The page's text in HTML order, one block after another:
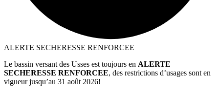
ALERTE SECHERESSE RENFORCEE
Le bassin versant des Usses est toujours en ALERTE
SECHERESSE RENFORCEE, des restrictions d’usages sont en
vigueur jusqu’au 31 août 2026!